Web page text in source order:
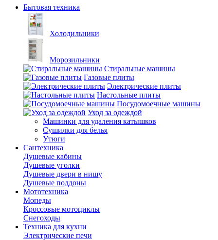
Бытовая техника
Холодильники
Морозильники
Стиральные машины
Газовые плиты
Электрические плиты
Настольные плиты
Посудомоечные машины
Уход за одеждой
Машинки для удаления катышков
Сушилки для белья
Утюги
Сантехника
Душевые кабины
Душевые уголки
Душевые двери в нишу
Душевые поддоны
Мототехника
Мопеды
Кроссовые мотоциклы
Снегоходы
Техника для кухни
Электрические печи